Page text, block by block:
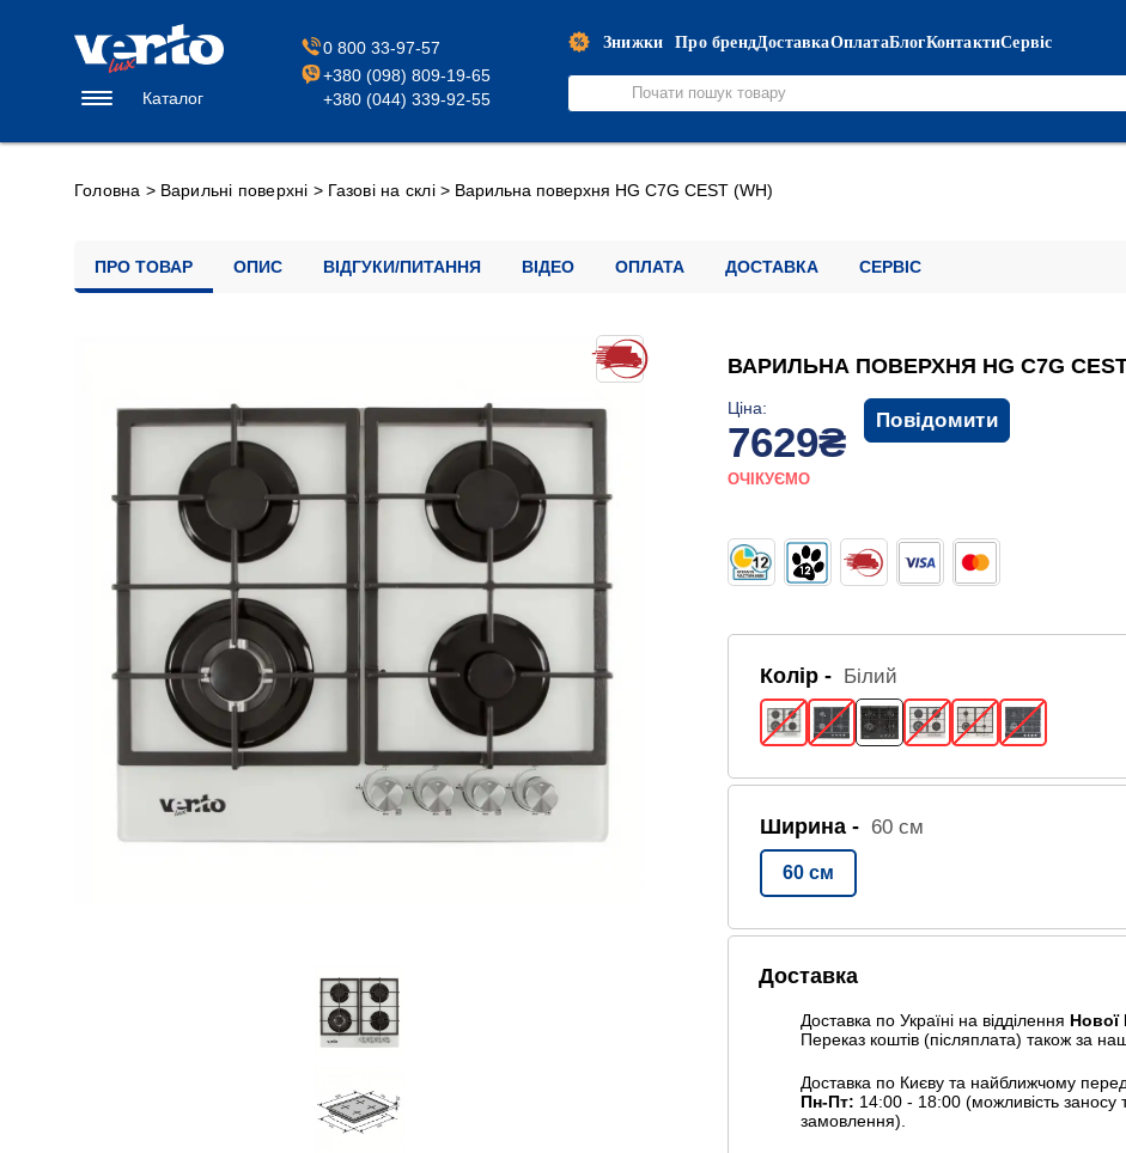
Каталог
0 800 33-97-57
+380 (098) 809-19-65
+380 (044) 339-92-55
Знижки Про брендДоставкаОплатаБлогКонтактиСервіс
Головна > Варильні поверхні > Газові на склі> Варильна поверхня HG C7G CEST (WH)
ПРО ТОВАР ОПИС ВІДГУКИ/ПИТАННЯ ВІДЕО ОПЛАТА ДОСТАВКА СЕРВІС
ВАРИЛЬНА ПОВЕРХНЯ HG C7G CEST
Ціна:
7629₴
ОЧІКУЄМО
Повідомити
Колір - Білий
Ширина - 60 см
60 см
Доставка
Доставка по Україні на відділення
Переказ коштів (післяплата) також за
Доставка по Києву та найближчому
Пн-Пт: 14:00 - 18:00 (можливість
замовлення).